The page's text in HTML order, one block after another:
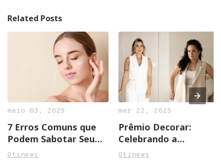
Related Posts
maio 03, 2025
7 Erros Comuns que
Podem Sabotar Seu
Tratamento de
Otinews
mar 22, 2025
Prêmio Decorar:
Celebrando a
Arquitetura e o
Otinews